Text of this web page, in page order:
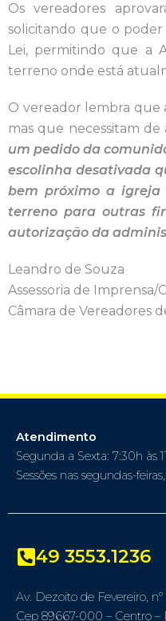
Os vereadores
solicitando que o
Lei, permitindo que a
terreno onde está
O vereador lembra que
mas que necessitam
um pedido da
escolinha desativada
bem próximo a igreja
terreno para outras
autorização da
Leandro de Souza
Assessoria de Imprensa/
Câmara de Vereadores
Atendimento
Segunda a Sexta: 7:30h às
Sessões nas segundas-
49 3553.1236
Av. Dezoito de Fevereiro, nº
Cep 89667-000 – Centro –